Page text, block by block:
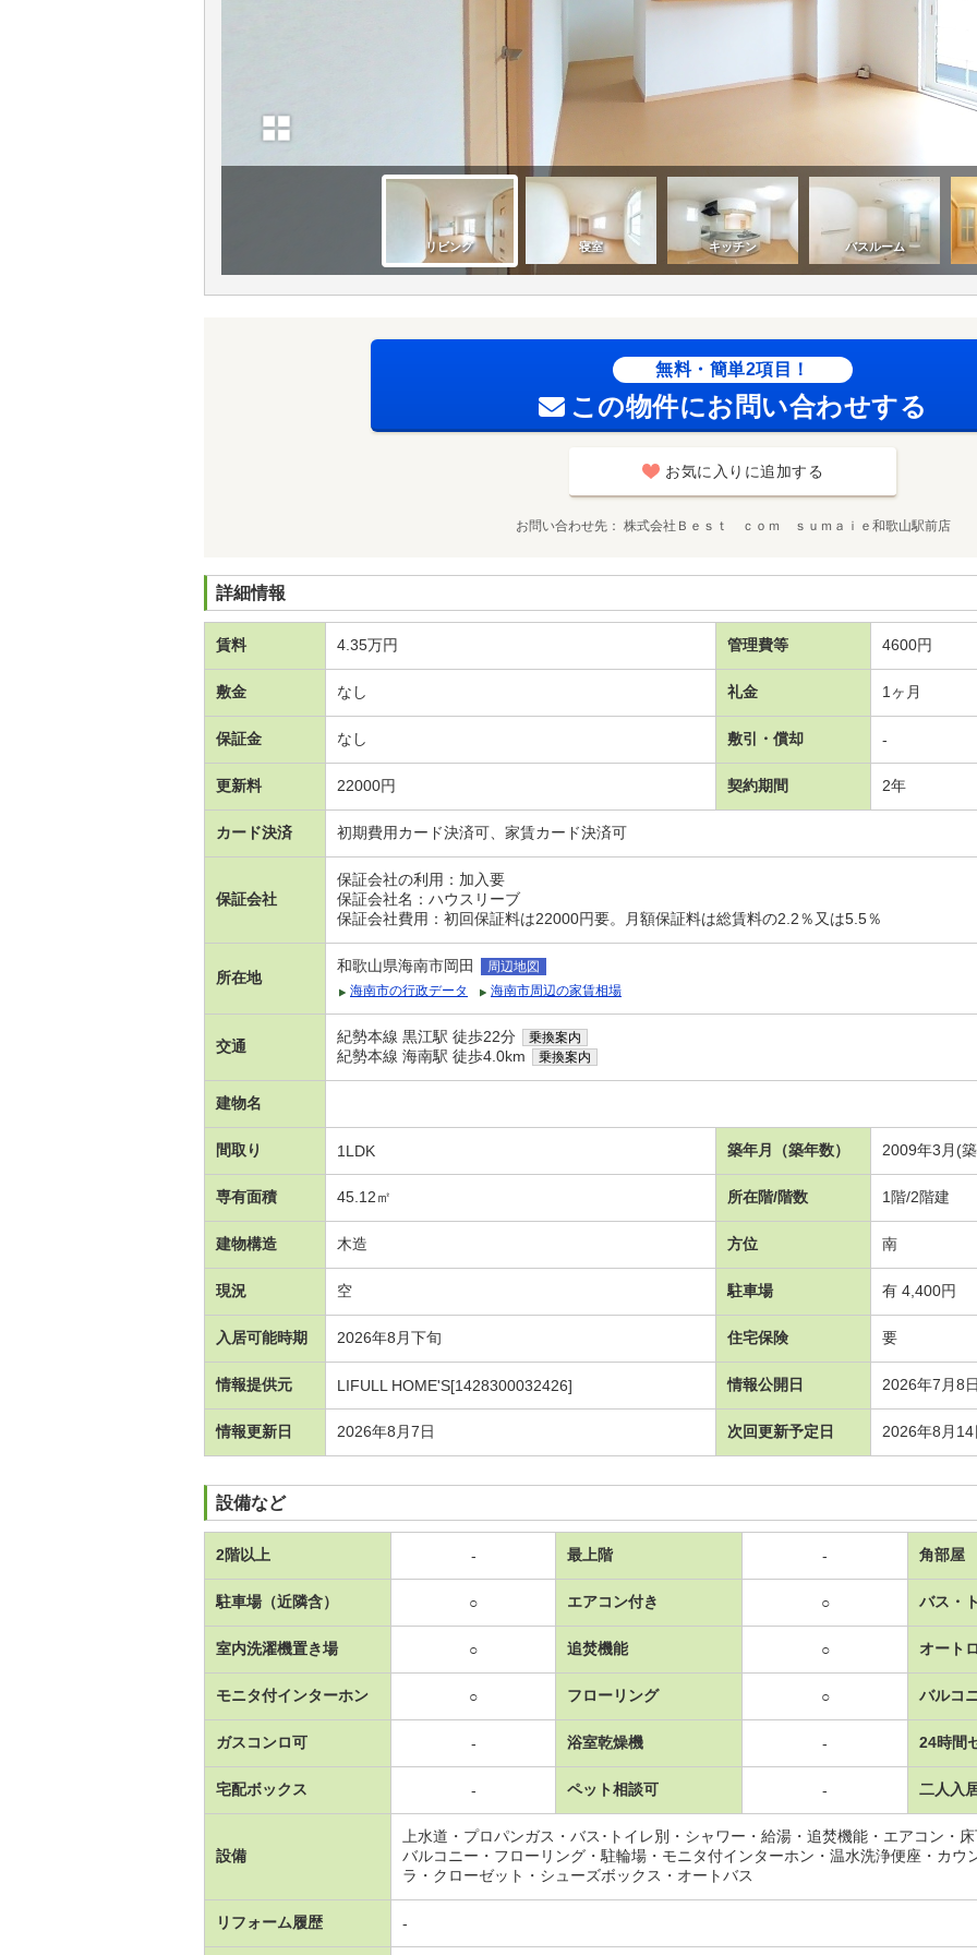
無料・簡単2項目！
この物件にお問い合わせする
お気に入りに追加する
お問い合わせ先 株式会社Ｂｅｓｔ ｃｏｍ ｓｕｍａｉｅ和歌山駅前店
詳細情報
賃料 4.35万円 管理費等 4600円
敷金 なし 礼金 1ヶ月
保証金 なし 敷引・償却 -
更新料 22000円 契約期間 2年
カード決済 初期費用カード決済可、家賃カード決済可
保証会社
保証会社の利用：加入要
保証会社名：ハウスリーブ
保証会社費用：初回保証料は22000円要。月額保証料は総賃料の2.2％又は5.5％
所在地
和歌山県海南市岡田
周辺地図
海南市の行政データ
海南市周辺の家賃相場
交通
紀勢本線 黒江駅 徒歩22分 乗換案内
紀勢本線 海南駅 徒歩4.0km 乗換案内
建物名
間取り 1LDK 築年月（築年数） 2009年3月(
専有面積 45.12㎡ 所在階/階数 1階/2階建
建物構造 木造 方位 南
現況 空 駐車場 有 4,400円
入居可能時期 2026年8月下旬 住宅保険 要
情報提供元 LIFULL HOME'S[1428300032426] 情報公開日 2026年7月8日
情報更新日 2026年8月7日 次回更新予定日 2026年8月14
設備など
2階以上 - 最上階 - 角部屋
駐車場（近隣含） ○ エアコン付き ○ バス・
室内洗濯機置き場 ○ 追焚機能 ○ オート
モニタ付インターホン ○ フローリング ○ バルコ
ガスコンロ可 - 浴室乾燥機 - 24時間
宅配ボックス - ペット相談可 - 二人入
設備
上水道・プロパンガス・バス･トイレ別・シャワー・給湯・追焚機能・エアコン・
バルコニー・フローリング・駐輪場・モニタ付インターホン・温水洗浄便座・カウ
ラ・クローゼット・シューズボックス・オートバス
リフォーム履歴 -